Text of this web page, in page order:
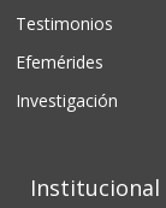
Testimonios
Efemérides
Investigación
Institucional